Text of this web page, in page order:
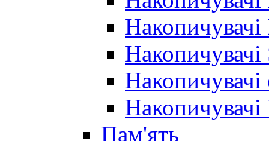
Накопичувачі
Накопичувачі
Пам'ять